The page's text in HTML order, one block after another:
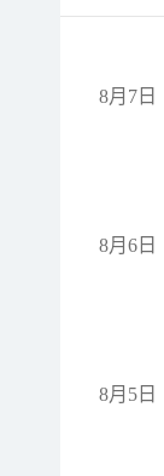
8月7日
8月6日
8月5日